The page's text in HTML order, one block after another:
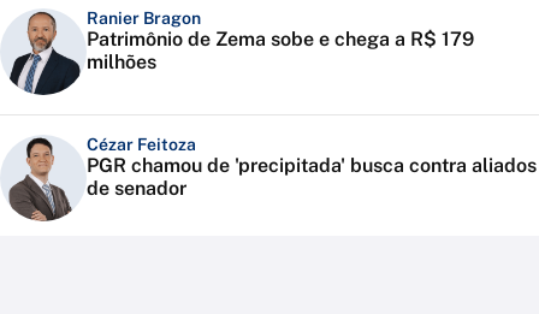
Ranier Bragon
Patrimônio de Zema sobe e chega a R$ 179
milhões
Cézar Feitoza
PGR chamou de 'precipitada' busca contra aliados
de senador